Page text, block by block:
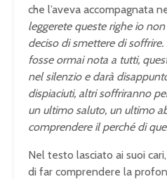
che l’aveva accompagnata
leggerete queste righe io
deciso di smettere di
fosse ormai nota a tutti,
nel silenzio e darà
dispiaciuti, altri soffriranno
un ultimo saluto, un ultimo
comprendere il perché di
Nel testo lasciato ai suoi
di far comprendere la